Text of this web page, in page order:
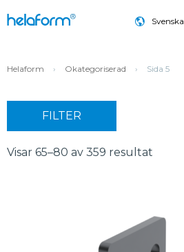
Svenska
Helaform › Okategoriserad › Sida 5
FILTER
Visar 65–80 av 359 resultat